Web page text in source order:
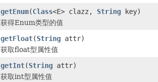
getEnum(Class<E> clazz, String key)
获得Enum类型的值
getFloat(String attr)
获取float型属性值
getInt(String attr)
获取int型属性值